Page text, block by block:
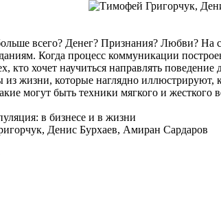
всего? Денег? Признания? Любви? На
Когда процесс коммуникации
кто хочет научиться направлять
жизни, которые наглядно иллюстрируют,
могут быть техники мягкого и жесткого
в бизнесе и в жизни
Денис Бурхаев, Амиран Сардаров